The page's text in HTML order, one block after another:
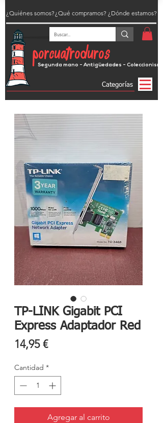
porcuatroduros
Segunda mano - Antigüedades - Coleccionismo
¿Dónde estamos?
¿Quiénes somos?
Categorías
¿Qué compramos?
TP-LINK Gigabit PCI
Express Adaptador Red
14,95 €Precio
Cantidad *
Agregar al carrito